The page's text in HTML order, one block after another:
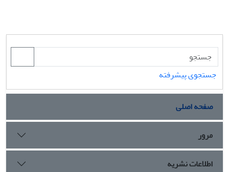
جستجوی پیشرفته
صفحه اصلی
مرور
اطلاعات نشریه